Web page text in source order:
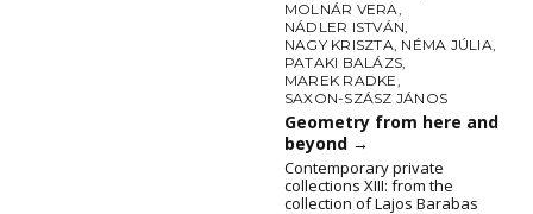
MOLNÁR VERA,
NÁDLER ISTVÁN,
NAGY KRISZTA, NÉMA JÚLIA,
PATAKI BALÁZS,
MAREK RADKE,
SAXON-SZÁSZ JÁNOS
Geometry from here and
beyond →
Contemporary private
collections XIII: from the
collection of Lajos Barabas